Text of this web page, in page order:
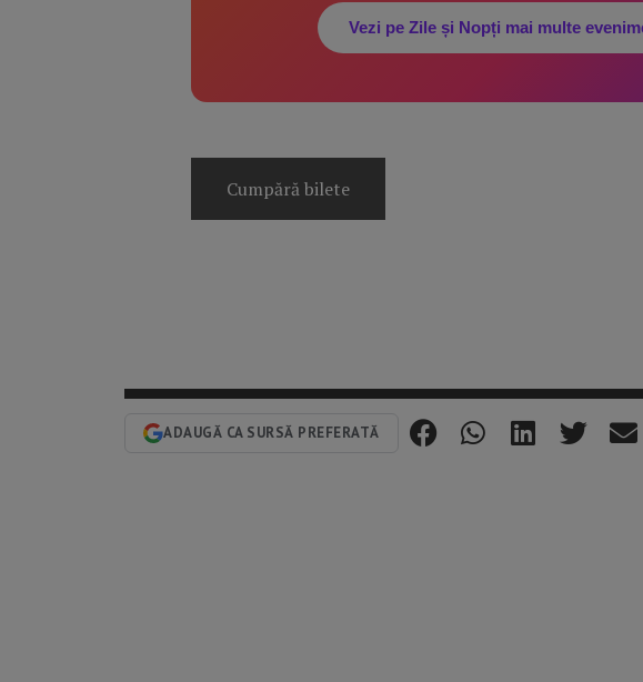
Vezi pe Zile și Nopți mai multe
Cumpără bilete
ADAUGĂ CA SURSĂ PREFERATĂ